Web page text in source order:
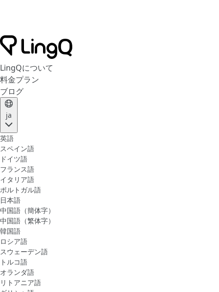
LingQについて
料金プラン
ブログ
ja
英語
スペイン語
ドイツ語
フランス語
イタリア語
ポルトガル語
日本語
中国語（簡体字）
中国語（繁体字）
韓国語
ロシア語
スウェーデン語
トルコ語
オランダ語
リトアニア語